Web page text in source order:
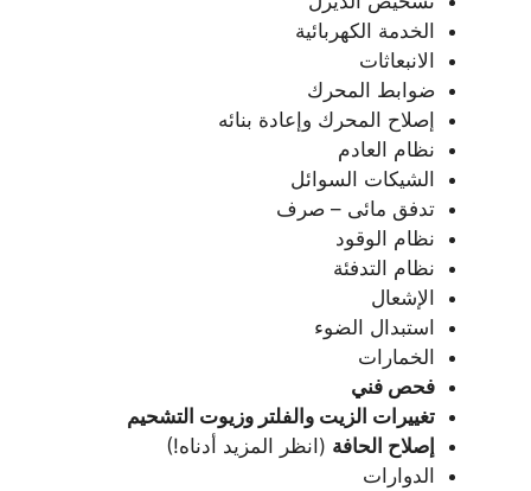
الخدمة الكهربائية
الانبعاثات
ضوابط المحرك
إصلاح المحرك وإعادة بنائه
نظام العادم
الشيكات السوائل
تدفق مائى – صرف
نظام الوقود
نظام التدفئة
الإشعال
استبدال الضوء
الخمارات
فحص فني
تغييرات الزيت والفلتر وزيوت التشحيم
إصلاح الحافة (انظر المزيد أدناه!)
الدوارات